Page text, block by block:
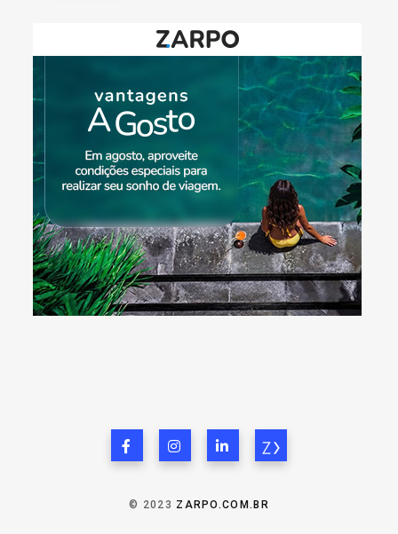
© 2023 ZARPO.COM.BR